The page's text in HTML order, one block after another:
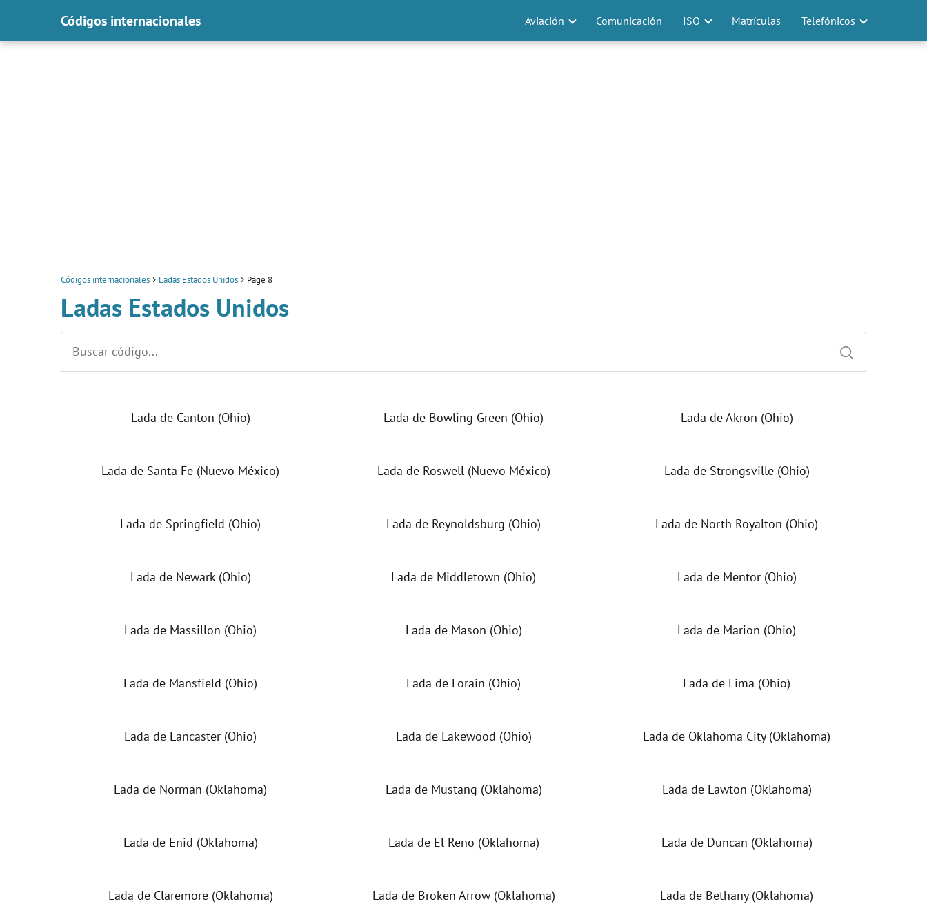
Códigos internacionales Aviación Comunicación ISO Matrículas Telefónicos
Códigos internacionales Ladas Estados Unidos Page 8
Ladas Estados Unidos
Lada de Canton (Ohio) Lada de Bowling Green (Ohio) Lada de Akron (Ohio)
Lada de Santa Fe (Nuevo México) Lada de Roswell (Nuevo México) Lada de Strongsville (Ohio)
Lada de Springfield (Ohio) Lada de Reynoldsburg (Ohio) Lada de North Royalton (Ohio)
Lada de Newark (Ohio) Lada de Middletown (Ohio) Lada de Mentor (Ohio)
Lada de Massillon (Ohio) Lada de Mason (Ohio) Lada de Marion (Ohio)
Lada de Mansfield (Ohio) Lada de Lorain (Ohio) Lada de Lima (Ohio)
Lada de Lancaster (Ohio) Lada de Lakewood (Ohio) Lada de Oklahoma City (Oklahoma)
Lada de Norman (Oklahoma) Lada de Mustang (Oklahoma) Lada de Lawton (Oklahoma)
Lada de Enid (Oklahoma) Lada de El Reno (Oklahoma) Lada de Duncan (Oklahoma)
Lada de Claremore (Oklahoma) Lada de Broken Arrow (Oklahoma) Lada de Bethany (Oklahoma)